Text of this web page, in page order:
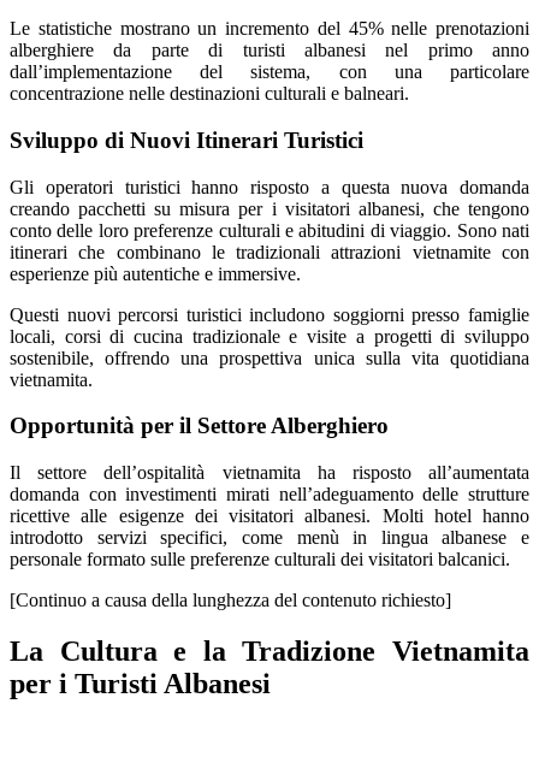
Le statistiche mostrano un incremento del 45% nelle prenotazioni
alberghiere da parte di turisti albanesi nel primo anno
dall’implementazione del sistema, con una particolare
concentrazione nelle destinazioni culturali e balneari.
Sviluppo di Nuovi Itinerari Turistici
Gli operatori turistici hanno risposto a questa nuova domanda
creando pacchetti su misura per i visitatori albanesi, che tengono
conto delle loro preferenze culturali e abitudini di viaggio. Sono nati
itinerari che combinano le tradizionali attrazioni vietnamite con
esperienze più autentiche e immersive.
Questi nuovi percorsi turistici includono soggiorni presso famiglie
locali, corsi di cucina tradizionale e visite a progetti di sviluppo
sostenibile, offrendo una prospettiva unica sulla vita quotidiana
vietnamita.
Opportunità per il Settore Alberghiero
Il settore dell’ospitalità vietnamita ha risposto all’aumentata
domanda con investimenti mirati nell’adeguamento delle strutture
ricettive alle esigenze dei visitatori albanesi. Molti hotel hanno
introdotto servizi specifici, come menù in lingua albanese e
personale formato sulle preferenze culturali dei visitatori balcanici.
[Continuo a causa della lunghezza del contenuto richiesto]
La Cultura e la Tradizione Vietnamita
per i Turisti Albanesi